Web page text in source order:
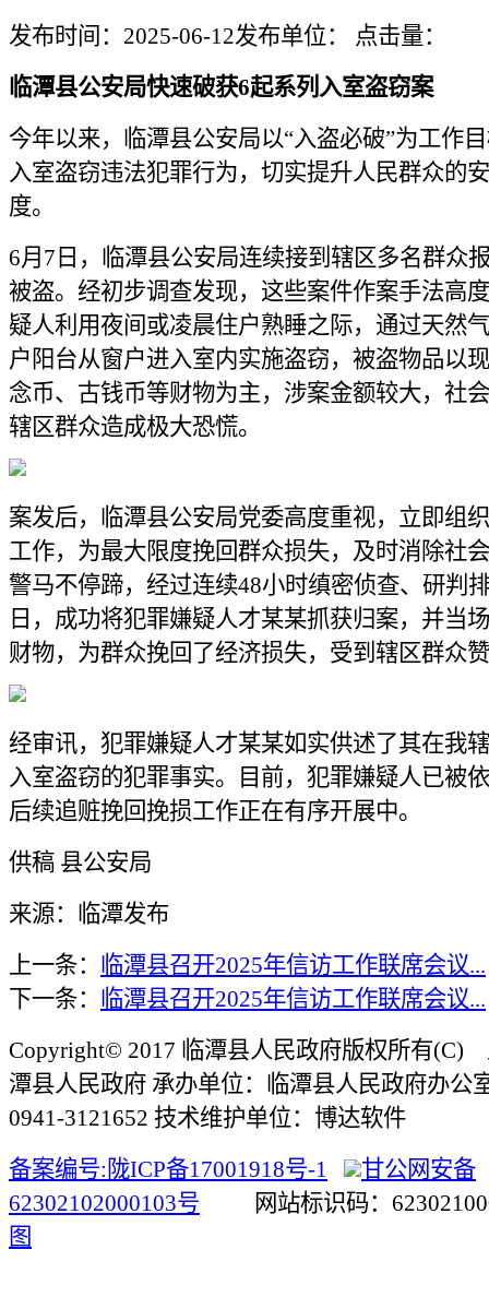
发布时间：2025-06-12发布单位： 点击量：
临潭县公安局快速破获6起系列入室盗窃案
今年以来，临潭县公安局以“入盗必破”为工作
入室盗窃违法犯罪行为，切实提升人民群众的
度。
6月7日，临潭县公安局连续接到辖区多名群众
被盗。经初步调查发现，这些案件作案手法高
疑人利用夜间或凌晨住户熟睡之际，通过天然
户阳台从窗户进入室内实施盗窃，被盗物品以
念币、古钱币等财物为主，涉案金额较大，社
辖区群众造成极大恐慌。
案发后，临潭县公安局党委高度重视，立即组
工作，为最大限度挽回群众损失，及时消除社
警马不停蹄，经过连续48小时缜密侦查、研判
日，成功将犯罪嫌疑人才某某抓获归案，并当
财物，为群众挽回了经济损失，受到辖区群众
经审讯，犯罪嫌疑人才某某如实供述了其在我
入室盗窃的犯罪事实。目前，犯罪嫌疑人已被
后续追赃挽回挽损工作正在有序开展中。
供稿 县公安局
来源：临潭发布
上一条： 临潭县召开2025年信访工作联席会议...
下一条： 临潭县召开2025年信访工作联席会议...
Copyright© 2017 临潭县人民政府版权所有(C)
潭县人民政府 承办单位：临潭县人民政府办
0941-3121652 技术维护单位：博达软件
备案编号:陇ICP备17001918号-1
甘公网安备
62302102000103号 网站标识码：
图